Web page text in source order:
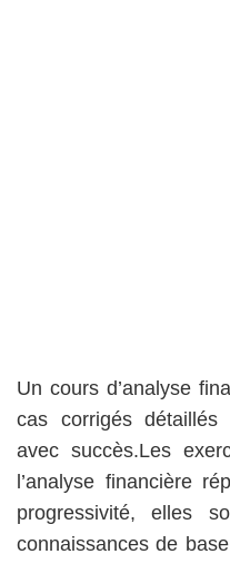
Un cours d’analyse
cas corrigés
avec succès.Les
l’analyse financière
progressivité, elles
connaissances de